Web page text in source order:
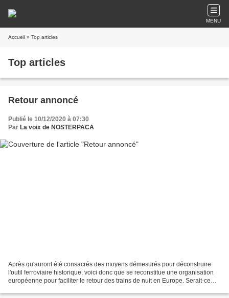
MENU
Accueil » Top articles
Top articles
Retour annoncé
Publié le 10/12/2020 à 07:30
Par La voix de NOSTERPACA
Après qu'auront été consacrés des moyens démesurés pour déconstruire
l'outil ferroviaire historique, voici donc que se reconstitue une organisation
européenne pour faciliter le retour des trains de nuit en Europe. Serait-ce